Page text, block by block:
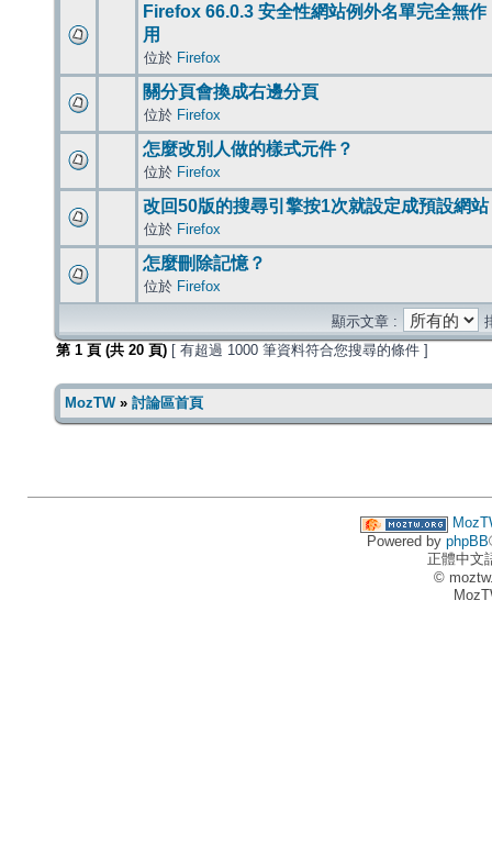
Firefox 66.0.3 安全性網站例外名單完全無作
用
位於 Firefox
關分頁會換成右邊分頁
位於 Firefox
怎麼改別人做的樣式元件？
位於 Firefox
改回50版的搜尋引擎按1次就設定成預設網站
位於 Firefox
怎麼刪除記憶？
位於 Firefox
顯示文章 :
第 1 頁 (共 20 頁) [ 有超過 1000 筆資料符合您搜尋的條件 ]
MozTW» 討論區首頁
Powered by phpBB
正體中文
©